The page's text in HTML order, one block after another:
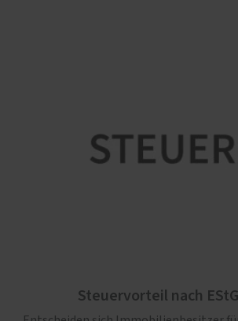
Steuervorteil nach